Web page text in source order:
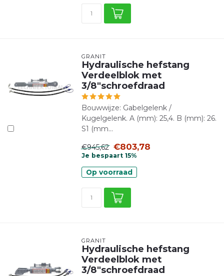
GRANIT
Hydraulische hefstang
Verdeelblok met
3/8"schroefdraad
Bouwwijze: Gabelgelenk /
Kugelgelenk. A (mm): 25,4. B (mm): 26.
S1 (mm...
€945,62 €803,78
Je bespaart 15%
Op voorraad
GRANIT
Hydraulische hefstang
Verdeelblok met
3/8"schroefdraad